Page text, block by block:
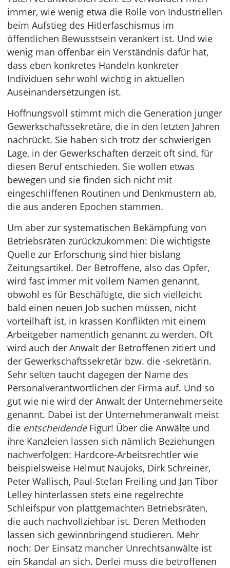
immer, wie wenig etwa die Rolle von Industriellen
beim Aufstieg des Hitlerfaschismus im
öffentlichen Bewusstsein verankert ist. Und wie
wenig man offenbar ein Verständnis dafür hat,
dass eben konkretes Handeln konkreter
Individuen sehr wohl wichtig in aktuellen
Auseinandersetzungen ist.
Hoffnungsvoll stimmt mich die Generation junger
Gewerkschaftssekretäre, die in den letzten Jahren
nachrückt. Sie haben sich trotz der schwierigen
Lage, in der Gewerkschaften derzeit oft sind, für
diesen Beruf entschieden. Sie wollen etwas
bewegen und sie finden sich nicht mit
eingeschliffenen Routinen und Denkmustern ab,
die aus anderen Epochen stammen.
Um aber zur systematischen Bekämpfung von
Betriebsräten zurückzukommen: Die wichtigste
Quelle zur Erforschung sind hier bislang
Zeitungsartikel. Der Betroffene, also das Opfer,
wird fast immer mit vollem Namen genannt,
obwohl es für Beschäftigte, die sich vielleicht
bald einen neuen Job suchen müssen, nicht
vorteilhaft ist, in krassen Konflikten mit einem
Arbeitgeber namentlich genannt zu werden. Oft
wird auch der Anwalt der Betroffenen zitiert und
der Gewerkschaftssekretär bzw. die -sekretärin.
Sehr selten taucht dagegen der Name des
Personalverantwortlichen der Firma auf. Und so
gut wie nie wird der Anwalt der Unternehmerseite
genannt. Dabei ist der Unternehmeranwalt meist
die entscheidendeFigur! Über die Anwälte und
ihre Kanzleien lassen sich nämlich Beziehungen
nachverfolgen: Hardcore-Arbeitsrechtler wie
beispielsweise Helmut Naujoks, Dirk Schreiner,
Peter Wallisch, Paul-Stefan Freiling und Jan Tibor
Lelley hinterlassen stets eine regelrechte
Schleifspur von plattgemachten Betriebsräten,
die auch nachvollziehbar ist. Deren Methoden
lassen sich gewinnbringend studieren. Mehr
noch: Der Einsatz mancher Unrechtsanwälte ist
ein Skandal an sich. Derlei muss die betroffenen